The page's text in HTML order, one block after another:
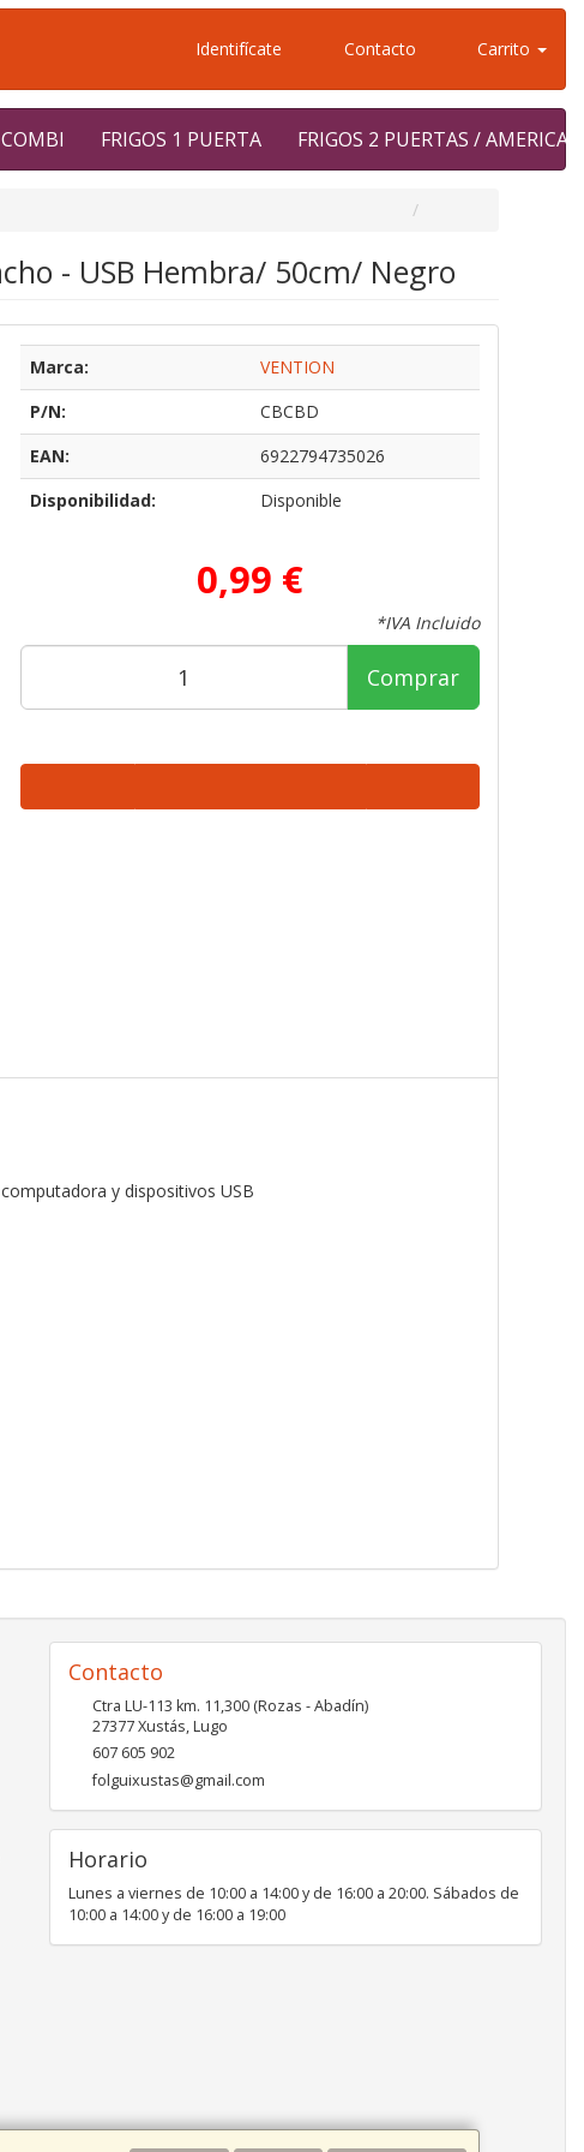
Identifícate Contacto Carrito
FRIGOS 1 PUERTA FRIGOS 2 PUERTAS /
- USB Hembra/ 50cm/ Negro
Marca:
VENTION
P/N:
CBCBD
EAN:
6922794735026
Disponibilidad:
Disponible
0,99 €
*IVA Incluido
Comprar
y dispositivos USB
Contacto
Ctra LU-113 km. 11,300 (Rozas - Abadín)
27377Xustás,Lugo
607 605 902
folguixustas@gmail.com
Horario
Lunes a viernes de 10:00 a 14:00 y de 16:00 a 20:00. Sábados de
10:00 a 14:00 y de 16:00 a 19:00